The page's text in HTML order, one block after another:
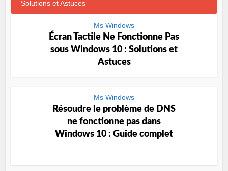
Ms Windows
Écran Tactile Ne Fonctionne Pas
sous Windows 10 : Solutions et
Astuces
Ms Windows
Résoudre le problème de DNS
ne fonctionne pas dans
Windows 10 : Guide complet